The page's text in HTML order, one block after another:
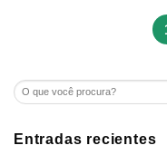
Entradas recientes